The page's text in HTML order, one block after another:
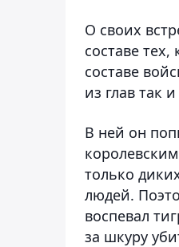
О своих
составе
составе
из глав так
В ней он
только
людей.
воспевал
за шкуру